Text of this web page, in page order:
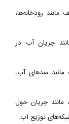
رودخانه‌ها،
جریان آب در
سد‌های آب،
مانند جریان حول
توزیع آب.